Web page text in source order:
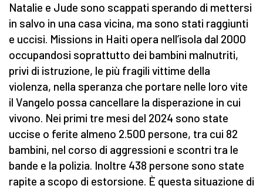
Natalie e Jude sono scappati sperando di mettersi
in salvo in una casa vicina, ma sono stati raggiunti
e uccisi. Missions in Haiti opera nell’isola dal 2000
occupandosi soprattutto dei bambini malnutriti,
privi di istruzione, le più fragili vittime della
violenza, nella speranza che portare nelle loro vite
il Vangelo possa cancellare la disperazione in cui
vivono. Nei primi tre mesi del 2024 sono state
uccise o ferite almeno 2.500 persone, tra cui 82
bambini, nel corso di aggressioni e scontri tra le
bande e la polizia. Inoltre 438 persone sono state
rapite a scopo di estorsione. È questa situazione di